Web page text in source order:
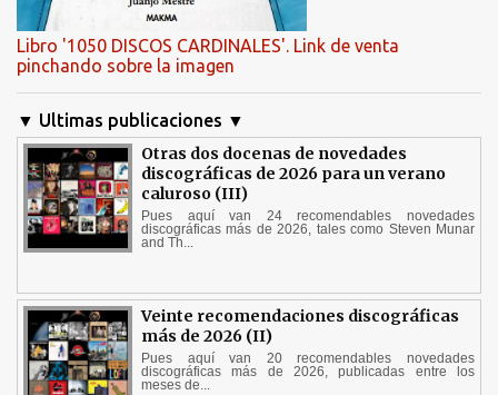
Libro '1050 DISCOS CARDINALES'. Link de venta
pinchando sobre la imagen
▼ Ultimas publicaciones ▼
Otras dos docenas de novedades
discográficas de 2026 para un verano
caluroso (III)
Pues aquí van 24 recomendables novedades
discográficas más de 2026, tales como Steven Munar
and Th...
Veinte recomendaciones discográficas
más de 2026 (II)
Pues aquí van 20 recomendables novedades
discográficas más de 2026, publicadas entre los
meses de...